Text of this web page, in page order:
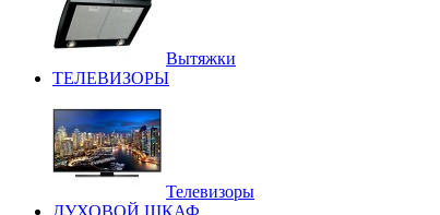
Вытяжки
ТЕЛЕВИЗОРЫ
Телевизоры
ДУХОВОЙ ШКАФ